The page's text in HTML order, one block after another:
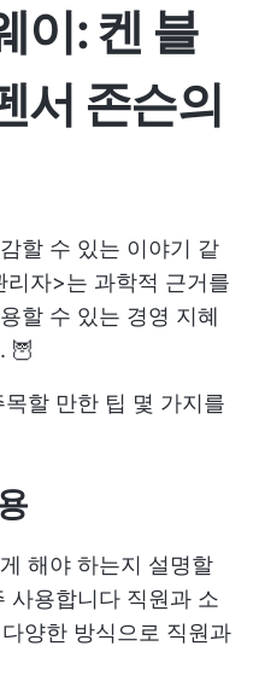
이: 켄 블
서 존슨의
할 수 있는 이야기 같
리자>는 과학적 근거를
할 수 있는 경영 지혜
🦉
할 만한 팁 몇 가지를
해야 하는지 설명할
사용합니다 직원과 소
양한 방식으로 직원과